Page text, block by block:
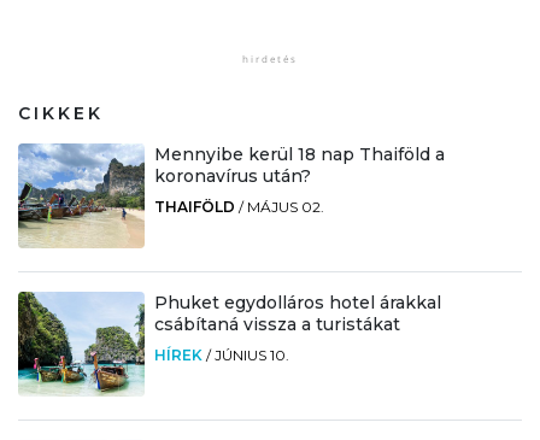
CIKKEK
Mennyibe kerül 18 nap Thaiföld a
koronavírus után?
THAIFÖLD / MÁJUS 02.
Phuket egydolláros hotel árakkal
csábítaná vissza a turistákat
HÍREK /JÚNIUS 10.